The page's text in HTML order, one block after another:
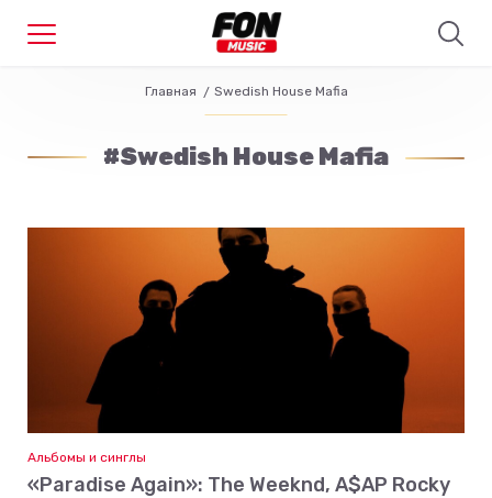
Главная Swedish House Mafia
#Swedish House Mafia
Альбомы и синглы
«Paradise Again»: The Weeknd, A$AP Rocky